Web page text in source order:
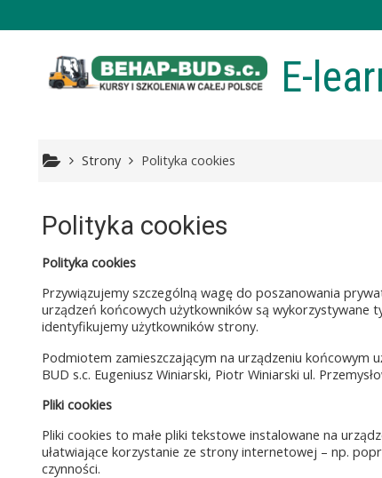
E-
Strony Polityka cookies
Polityka cookies
Polityka cookies
Przywiązujemy szczególną wagę do poszanowania
urządzeń końcowych użytkowników są wykorzystywane
identyfikujemy użytkowników strony.
Podmiotem zamieszczającym na urządzeniu końcowym
BUD s.c. Eugeniusz Winiarski, Piotr Winiarski ul.
Pliki cookies
Pliki cookies to małe pliki tekstowe instalowane na
ułatwiające korzystanie ze strony internetowej – np.
czynności.